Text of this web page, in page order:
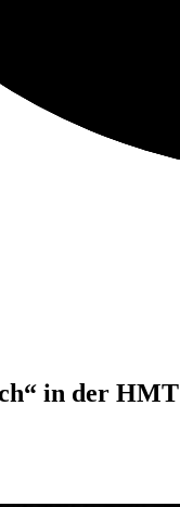
in der HMT